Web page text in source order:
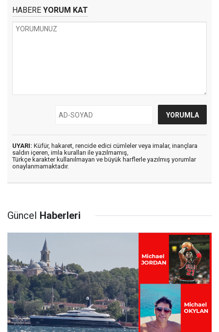
HABERE YORUM KAT
UYARI: Küfür, hakaret, rencide edici cümleler veya imalar, inançlara
saldırı içeren, imla kuralları ile yazılmamış,
Türkçe karakter kullanılmayan ve büyük harflerle yazılmış yorumlar
onaylanmamaktadır.
Güncel Haberleri